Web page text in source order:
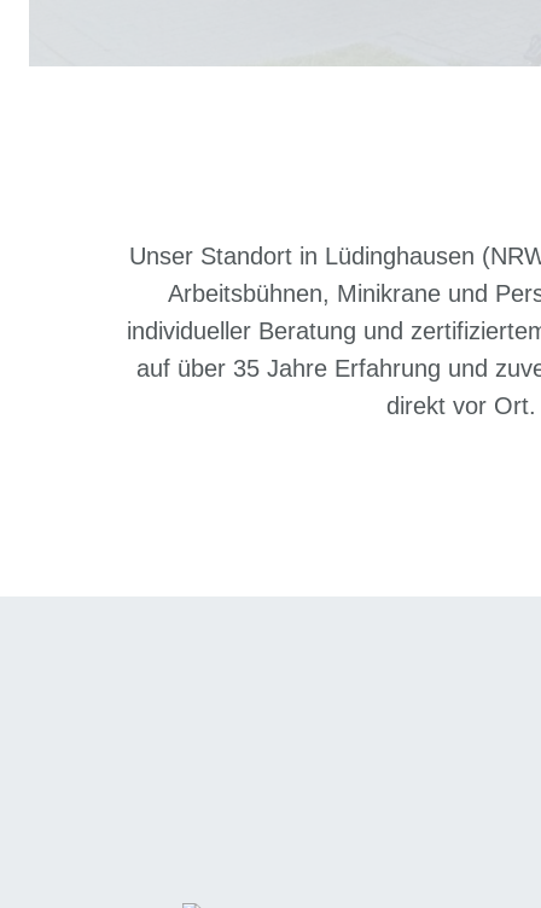
Unser Standort in Lüdinghausen
Arbeitsbühnen, Minikrane und
individueller Beratung und
auf über 35 Jahre Erfahrung und
direkt vor Ort.